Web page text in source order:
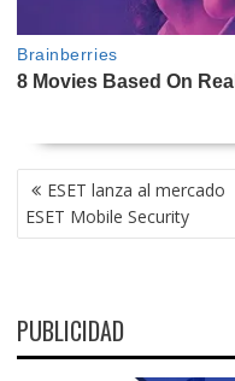
NAVEGACIÓN
DE
ENTRADAS
ESET lanza al mercado
ESET Mobile Security
PUBLICIDAD